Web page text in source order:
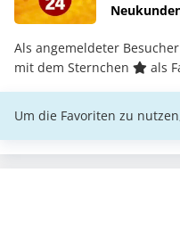
Als angemeldeter
mit dem Sternchen
als
Um die Favoriten zu